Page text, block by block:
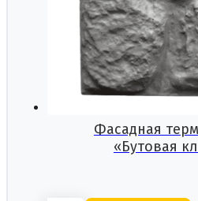
Фасадная
«Бутовая